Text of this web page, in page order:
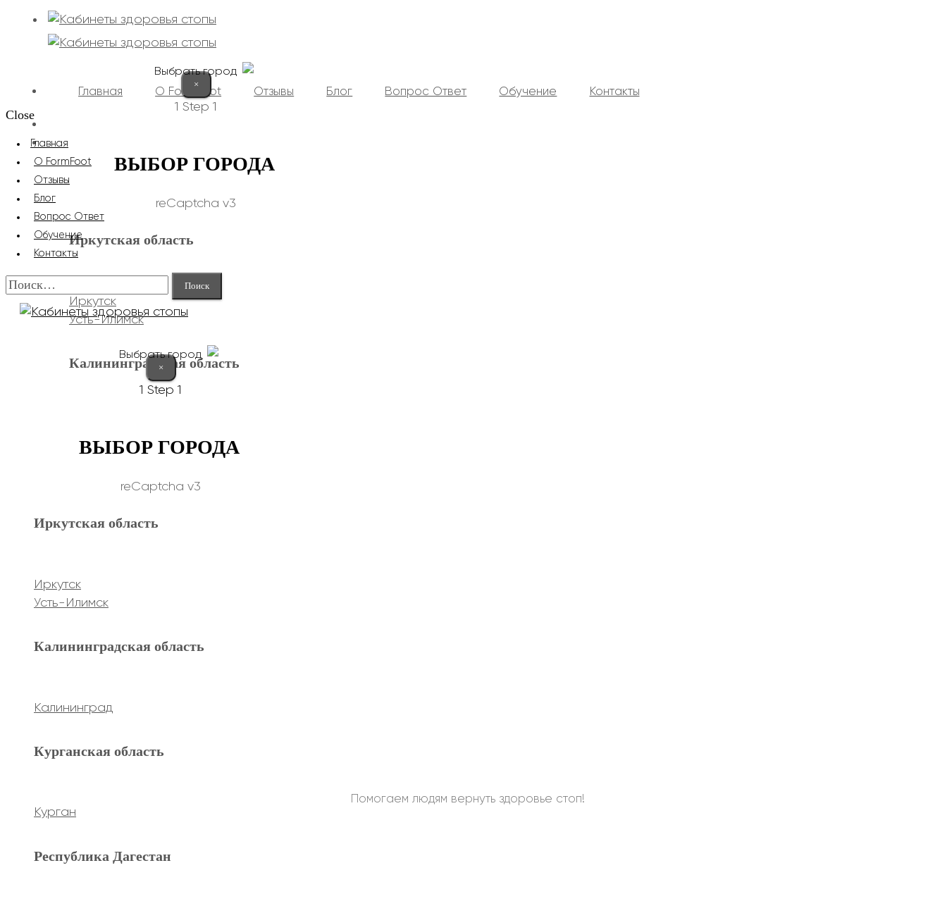
Выбрать город
×
1 Step 1
ВЫБОР ГОРОДА
reCaptcha v3
Иркутская область
Иркутск
Усть-Илимск
Калининградская область
Курган
Помогаем людям вернуть здоровье стоп!
Главная О FormFoot Отзывы Блог Вопрос Ответ Обучение Контакты
Close
Главная
О FormFoot
Отзывы
Блог
Вопрос Ответ
Обучение
Контакты
Найти:
Выбрать город
×
1 Step 1
ВЫБОР ГОРОДА
reCaptcha v3
Иркутская область
Иркутск
Усть-Илимск
Калининградская область
Калининград
Курганская область
Курган
Республика Дагестан